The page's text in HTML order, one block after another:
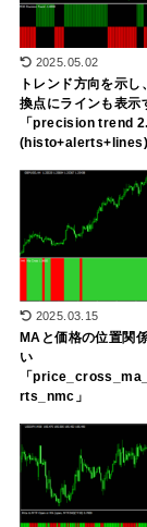
2025.05.02
トレンド方向を示
換点にラインも表示
「precision trend
(histo+alerts+lines)
2025.03.15
MAと価格の位置関
い
「
rts_nmc」